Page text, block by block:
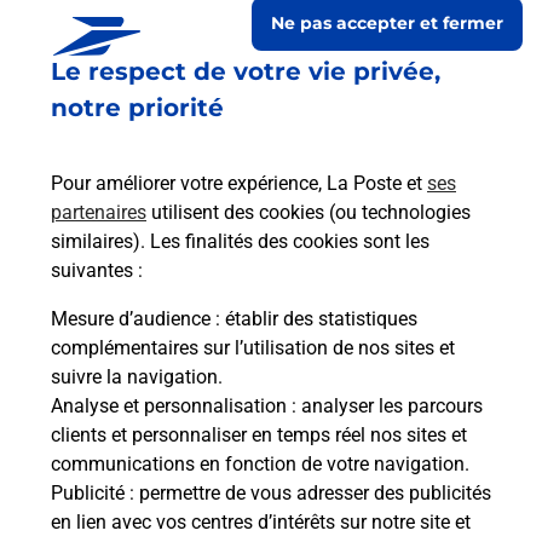
Le respect de votre vie privée,
notre priorité
Pour améliorer votre expérience, La Poste et ses
partenaires utilisent des cookies (ou technologies
similaires). Les finalités des cookies sont les
suivantes :
Mesure d’audience : établir des statistiques
complémentaires sur l’utilisation de nos sites et
suivre la navigation.
Analyse et personnalisation : analyser les parcours
clients et personnaliser en temps réel nos sites et
communications en fonction de votre navigation.
Publicité : permettre de vous adresser des publicités
en lien avec vos centres d’intérêts sur notre site et
Ne pas accepter et fermer
Prochaine collecte du courrierlundià 08h30
11 Rue Eugene Grangie
46150 Thedirac
Itinéraire
Le lien s'ouvre dans un nouvel onglet